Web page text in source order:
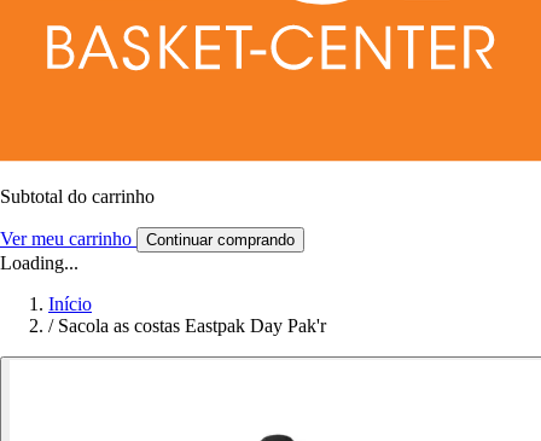
Subtotal do carrinho
Ver meu carrinho Continuar comprando
Loading...
Início
/ Sacola as costas Eastpak Day Pak'r